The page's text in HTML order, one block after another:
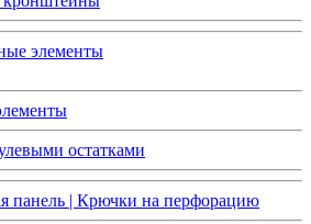
элементы
остатками
панель | Крючки на перфорацию